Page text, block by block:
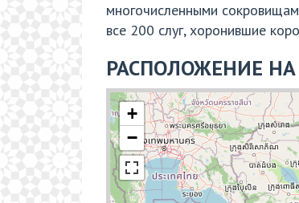
многочисленными
все 200 слуг, хоронившие
РАСПОЛОЖЕНИЕ НА
+
−